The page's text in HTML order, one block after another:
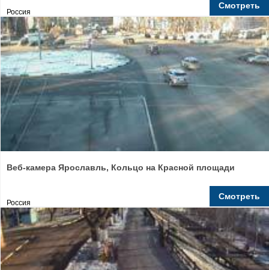
Россия
Смотреть
Веб-камера Ярославль, Кольцо на Красной площади
Россия
Смотреть